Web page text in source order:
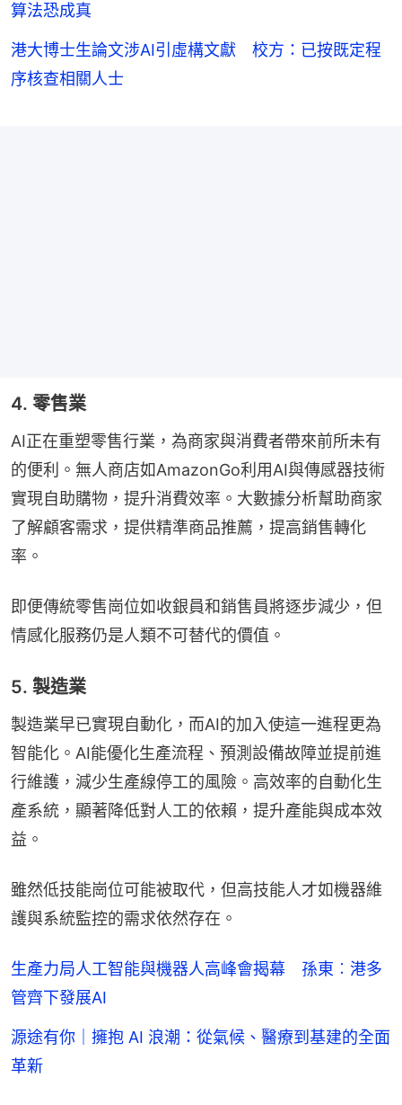
算法恐成真
港大博士生論文涉AI引虛構文獻 校方：已按既定程
序核查相關人士
4. 零售業
AI正在重塑零售行業，為商家與消費者帶來前所未有
的便利。無人商店如AmazonGo利用AI與傳感器技術
實現自助購物，提升消費效率。大數據分析幫助商家
了解顧客需求，提供精準商品推薦，提高銷售轉化
率。
即便傳統零售崗位如收銀員和銷售員將逐步減少，但
情感化服務仍是人類不可替代的價值。
5. 製造業
製造業早已實現自動化，而AI的加入使這一進程更為
智能化。AI能優化生產流程、預測設備故障並提前進
行維護，減少生產線停工的風險。高效率的自動化生
產系統，顯著降低對人工的依賴，提升產能與成本效
益。
雖然低技能崗位可能被取代，但高技能人才如機器維
護與系統監控的需求依然存在。
生產力局人工智能與機器人高峰會揭幕 孫東︰港多
管齊下發展AI
源途有你｜擁抱 AI 浪潮：從氣候、醫療到基建的全面
革新